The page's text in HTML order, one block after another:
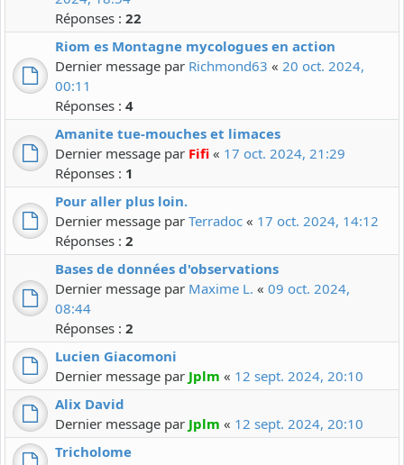
Réponses : 22
Riom es Montagne mycologues en action
Dernier message par Richmond63 « 20 oct. 2024,
00:11
Réponses : 4
Amanite tue-mouches et limaces
Dernier message par Fifi « 17 oct. 2024, 21:29
Réponses : 1
Pour aller plus loin.
Dernier message par Terradoc « 17 oct. 2024, 14:12
Réponses : 2
Bases de données d'observations
Dernier message par Maxime L. « 09 oct. 2024,
08:44
Réponses : 2
Lucien Giacomoni
Dernier message par Jplm « 12 sept. 2024, 20:10
Alix David
Dernier message par Jplm « 12 sept. 2024, 20:10
Tricholome